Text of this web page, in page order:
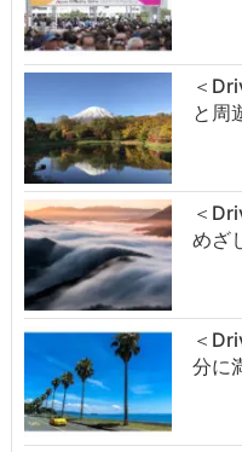
＜
と周
＜
めざ
＜
分に